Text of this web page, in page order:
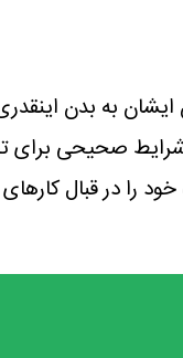
به بدن
صحیحی برای
را در قبال